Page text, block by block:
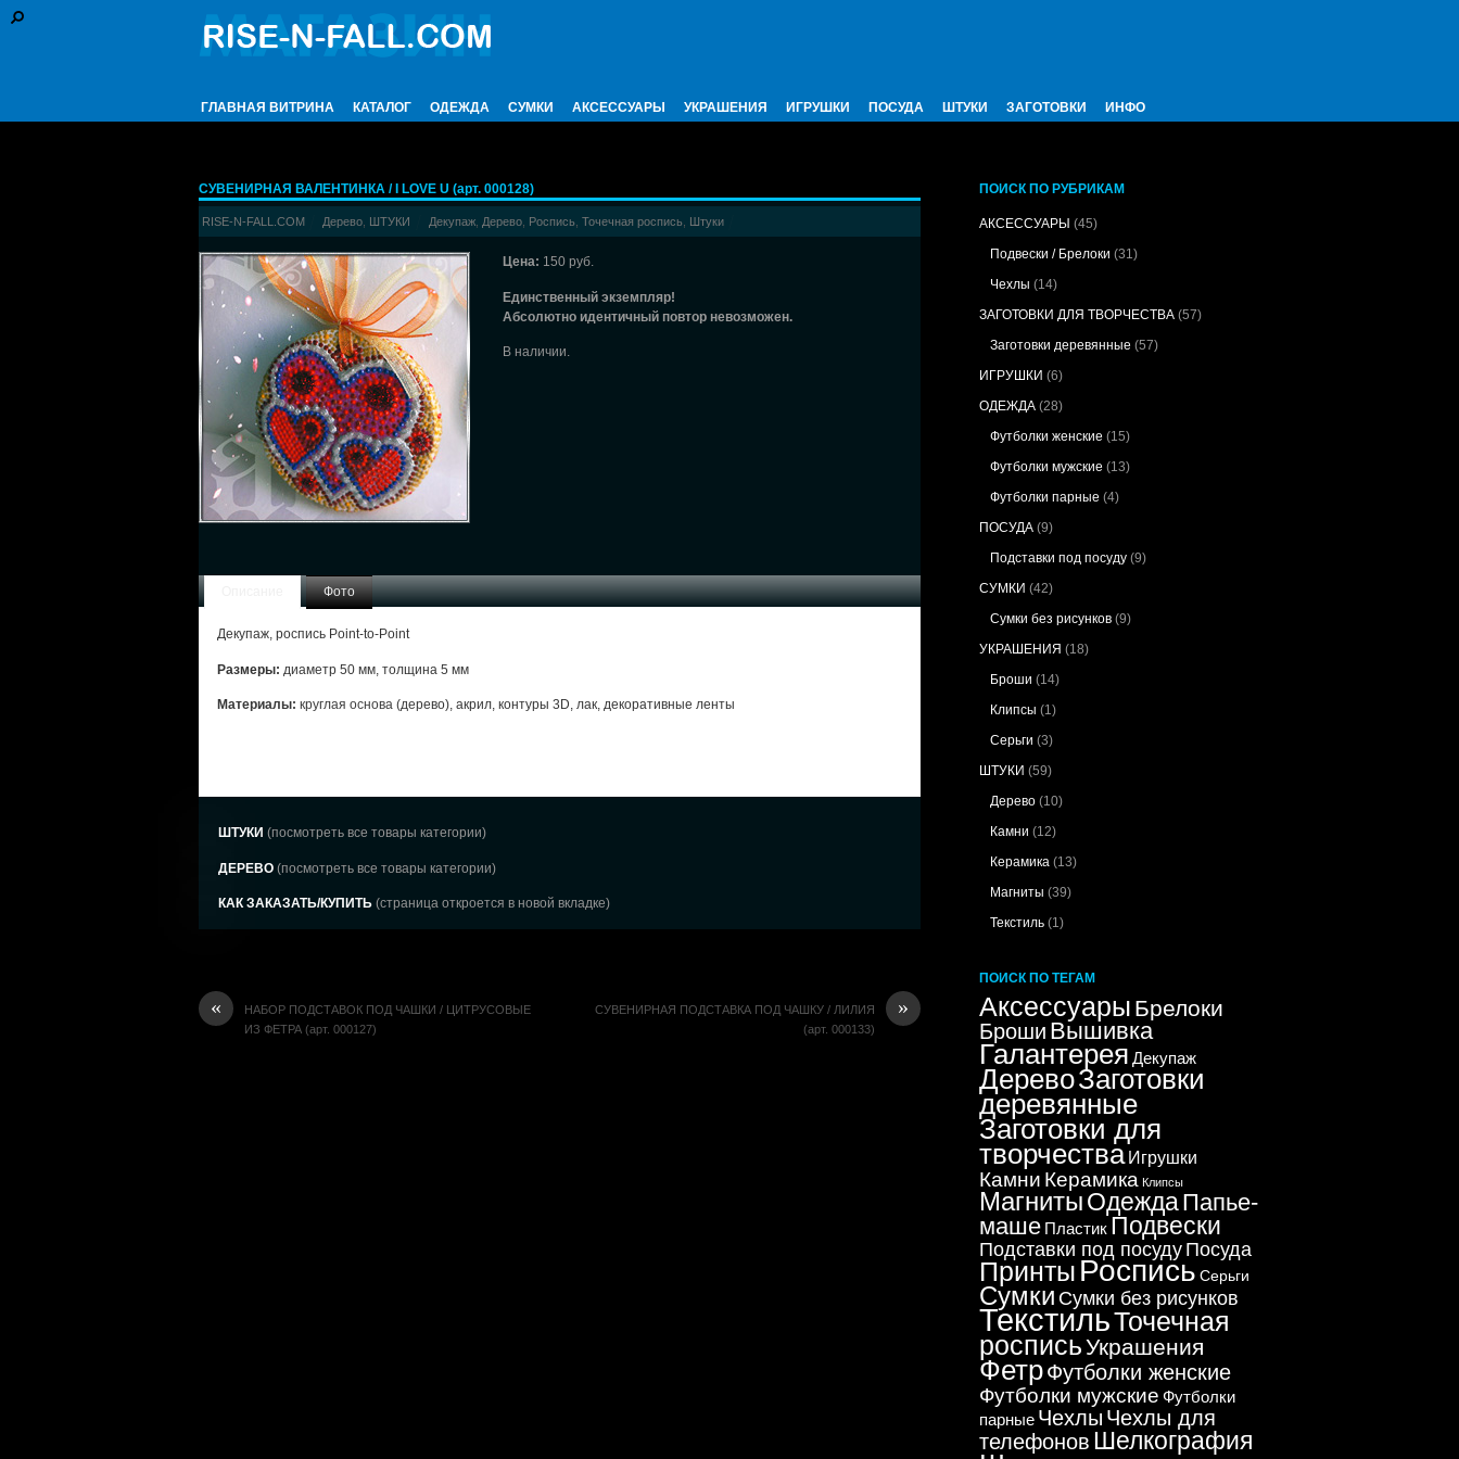
ГЛАВНАЯ ВИТРИНА КАТАЛОГ ОДЕЖДА СУМКИ АКСЕССУАРЫ УКРАШЕНИЯ ИГРУШКИ ПОСУДА ШТУКИ ЗАГОТОВКИ ИНФО
СУВЕНИРНАЯ ВАЛЕНТИНКА / I LOVE U (арт. 000128)
RISE-N-FALL.COM Дерево ШТУКИ Декупаж, Дерево, Роспись, Точечная роспись, Штуки
Цена: 150 руб.
Единственный экземпляр!
Абсолютно идентичный повтор невозможен.
В наличии.
Фото
Декупаж, роспись Point-to-Point
Размеры: диаметр 50 мм, толщина 5 мм
Материалы: круглая основа (дерево), акрил, контуры 3D, лак, декоративные ленты
ШТУКИ (посмотреть все товары категории)
ДЕРЕВО (посмотреть все товары категории)
КАК ЗАКАЗАТЬ/КУПИТЬ (страница откроется в новой вкладке)
«
НАБОР ПОДСТАВОК ПОД ЧАШКИ / ЦИТРУСОВЫЕ
ИЗ ФЕТРА (арт. 000127)
»
СУВЕНИРНАЯ ПОДСТАВКА ПОД ЧАШКУ / ЛИЛИЯ
(арт. 000133)
ПОИСК ПО РУБРИКАМ
АКСЕССУАРЫ (45)
Подвески / Брелоки (31)
Чехлы (14)
ЗАГОТОВКИ ДЛЯ ТВОРЧЕСТВА(57)
Заготовки деревянные (57)
ИГРУШКИ (6)
ОДЕЖДА(28)
Футболки женские (15)
Футболки мужские (13)
Футболки парные (4)
ПОСУДА(9)
Подставки под посуду(9)
СУМКИ (42)
Сумки без рисунков(9)
УКРАШЕНИЯ (18)
Броши (14)
Клипсы (1)
Серьги (3)
ШТУКИ (59)
Дерево(10)
Камни (12)
Керамика(13)
Магниты (39)
Текстиль(1)
ПОИСК ПО ТЕГАМ
Аксессуары Брелоки
Броши Вышивка
Галантерея Декупаж
ДеревоЗаготовки
деревянные
Заготовки для
творчества Игрушки
Камни Керамика Клипсы
Магниты ОдеждаПапье-
маше Пластик Подвески
Подставки под посуду Посуда
Принты Роспись Серьги
Сумки Сумки без рисунков
ТекстильТочечная
росписьУкрашения
ФетрФутболки женские
Футболки мужские Футболки
парные Чехлы Чехлы для
телефонов Шелкография